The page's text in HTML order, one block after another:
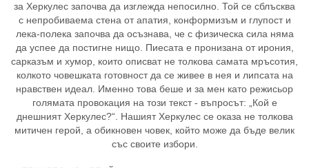
за Херкулес започва да изглежда непосилно. Той се сблъсква
с непробиваема стена от апатия, конформизъм и глупост и
лека-полека започва да осъзнава, че с физическа сила няма
да успее да постигне нищо. Пиесата е пронизана от ирония,
сарказъм и хумор, които описват не толкова самата мръсотия,
колкото човешката готовност да се живее в нея и липсата на
нравствен идеал. Именно това беше и за мен като режисьор
голямата провокация на този текст - въпросът: „Кой е
днешният Херкулес?“. Нашият Херкулес се оказа не толкова
митичен герой, а обикновен човек, който може да бъде велик
със своите избори.